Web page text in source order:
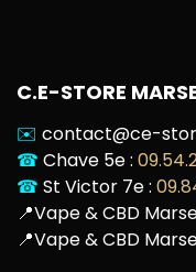
C.E-STORE
✉️ contact@ce-
☎ Chave 5e :
☎ St Victor 7e :
📍Vape & CBD
📍Vape & CBD